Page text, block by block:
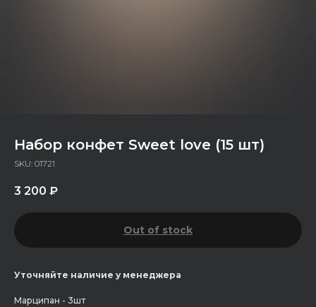
Набор конфет Sweet love (15 шт)
SKU: 01721
3 200 ₽
Out of stock
Уточняйте наличие у менеджера
Марципан - 3шт